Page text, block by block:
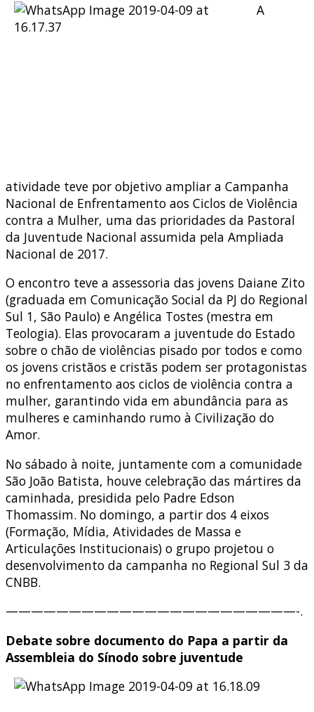
A
atividade teve por objetivo ampliar a Campanha
Nacional de Enfrentamento aos Ciclos de Violência
contra a Mulher, uma das prioridades da Pastoral
da Juventude Nacional assumida pela Ampliada
Nacional de 2017.
O encontro teve a assessoria das jovens Daiane Zito
(graduada em Comunicação Social da PJ do Regional
Sul 1, São Paulo) e Angélica Tostes (mestra em
Teologia). Elas provocaram a juventude do Estado
sobre o chão de violências pisado por todos e como
os jovens cristãos e cristãs podem ser protagonistas
no enfrentamento aos ciclos de violência contra a
mulher, garantindo vida em abundância para as
mulheres e caminhando rumo à Civilização do
Amor.
No sábado à noite, juntamente com a comunidade
São João Batista, houve celebração das mártires da
caminhada, presidida pelo Padre Edson
Thomassim. No domingo, a partir dos 4 eixos
(Formação, Mídia, Atividades de Massa e
Articulações Institucionais) o grupo projetou o
desenvolvimento da campanha no Regional Sul 3 da
CNBB.
———————————————————————-.
Debate sobre documento do Papa a partir da
Assembleia do Sínodo sobre juventude